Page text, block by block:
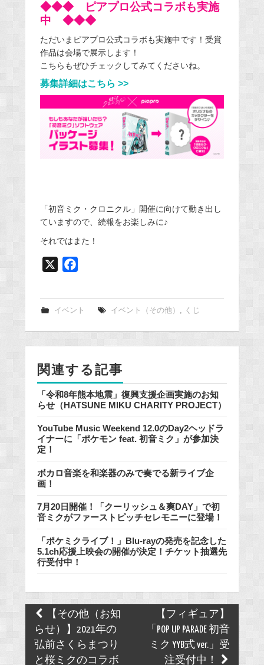
◆◆◆ ピアプロ公式コラボも実施
中 ◆◆◆
ただいまピアプロ公式コラボも実施中です！受賞
作品は会場で展示します！
こちらもぜひチェックしてみてくださいね。
募集詳細はこちら >>
「初音ミク・クロニクル」開催に向けて動き出し
ていますので、続報をお楽しみに♪
それではまた！
e
k
イベント イベント（その他） くじ
関連する記事
「令和8年熊本地震」復興支援企画実施のお知
らせ（HATSUNE MIKU CHARITY PROJECT）
YouTube Music Weekend 12.0のDay2ヘッドラ
イナーに「ポケモン feat. 初音ミク」が参加決
定！
ボカロ音楽を和楽器のみで奏でる新ライブ企
画！
7月20日開催！「クーリッシュ＆爽DAY」で初
音ミクがファーストピッチセレモニーに登場！
「ポケミクライブ！」Blu-rayの発売を記念した
5.1ch応援上映会の開催が決定！チケット抽選先
行受付中！
Post
navigation
【その他（お知
らせ）】2021年の
弘前さくらまつり
と桜ミクのコラボ
【フィギュア】
「POP UP PARADE 初音
ミク YYB式 ver.」受
注受付中！